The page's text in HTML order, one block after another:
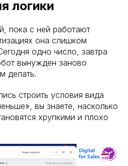
логики
пока с ней работают
она слишком
одно число, завтра
вынужден заново
делать.
строить условия вида
вы знаете, насколько
хрупкими и плохо